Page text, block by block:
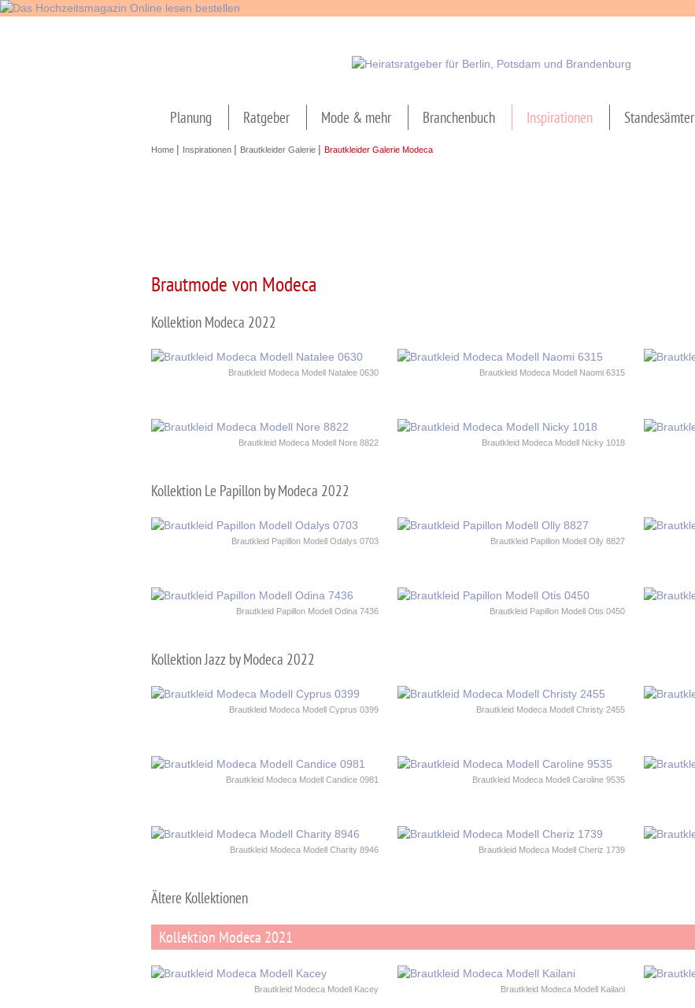
Planung Ratgeber Mode & mehr Branchenbuch Inspirationen Standesämter
Home | Inspirationen | Brautkleider Galerie | Brautkleider Galerie Modeca
Brautmode von Modeca
Kollektion Modeca 2022
Brautkleid Modeca Modell Natalee 0630 Brautkleid Modeca Modell Naomi 6315
Brautkleid Modeca Modell Nore 8822 Brautkleid Modeca Modell Nicky 1018
Kollektion Le Papillon by Modeca 2022
Brautkleid Papillon Modell Odalys 0703 Brautkleid Papillon Modell Olly 8827
Brautkleid Papillon Modell Odina 7436 Brautkleid Papillon Modell Otis 0450
Kollektion Jazz by Modeca 2022
Brautkleid Modeca Modell Cyprus 0399 Brautkleid Modeca Modell Christy 2455
Brautkleid Modeca Modell Candice 0981 Brautkleid Modeca Modell Caroline 9535
Brautkleid Modeca Modell Charity 8946 Brautkleid Modeca Modell Cheriz 1739
Ältere Kollektionen
Kollektion Modeca 2021
Brautkleid Modeca Modell Kacey Brautkleid Modeca Modell Kailani